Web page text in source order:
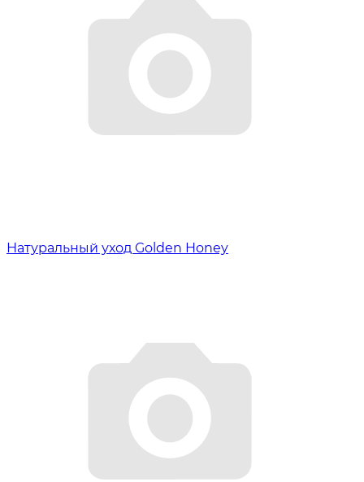
Натуральный уход Golden Honey